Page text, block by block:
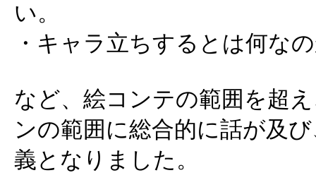
い。
・キャラ立ちするとは何な
など、絵コンテの範囲を超
ンの範囲に総合的に話が及
義となりました。